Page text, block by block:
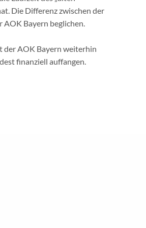
Die Differenz zwischen der
AOK Bayern beglichen.
der AOK Bayern weiterhin
finanziell auffangen.
| Meine GdS Kontakt | Impressum